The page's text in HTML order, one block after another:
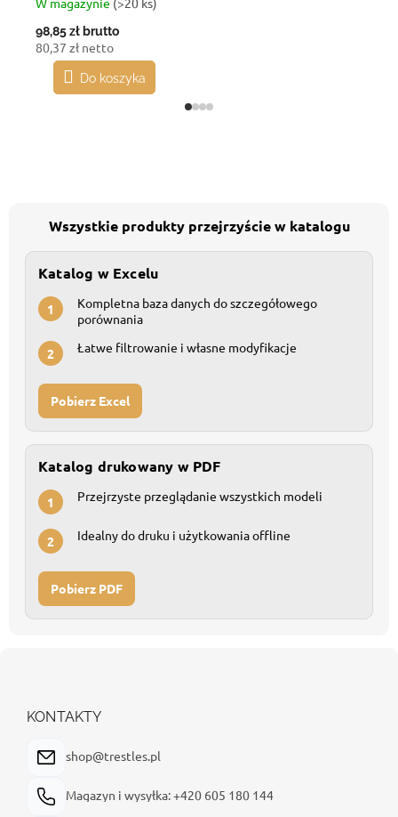
98,85 zł brutto
80,37 zł netto
Do koszyka
Wszystkie produkty przejrzyście w katalogu
Katalog w Excelu
1
Kompletna baza danych do szczegółowego
porównania
2 Łatwe filtrowanie i własne modyfikacje
Pobierz Excel
Katalog drukowany w PDF
1 Przejrzyste przeglądanie wszystkich modeli
2 Idealny do druku i użytkowania offline
Pobierz PDF
KONTAKTY
shop@trestles.pl
Magazyn i wysyłka: +420 605 180 144